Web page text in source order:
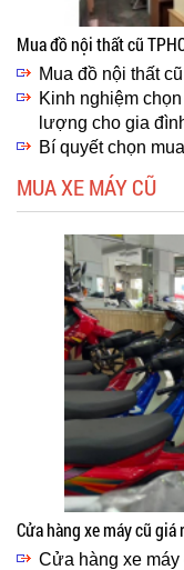
Mua đồ nội thất cũ
Mua đồ nội thất
Kinh nghiệm
lượng cho gia
Bí quyết chọn
MUA XE MÁY CŨ
Cửa hàng xe máy cũ giá
Cửa hàng xe máy